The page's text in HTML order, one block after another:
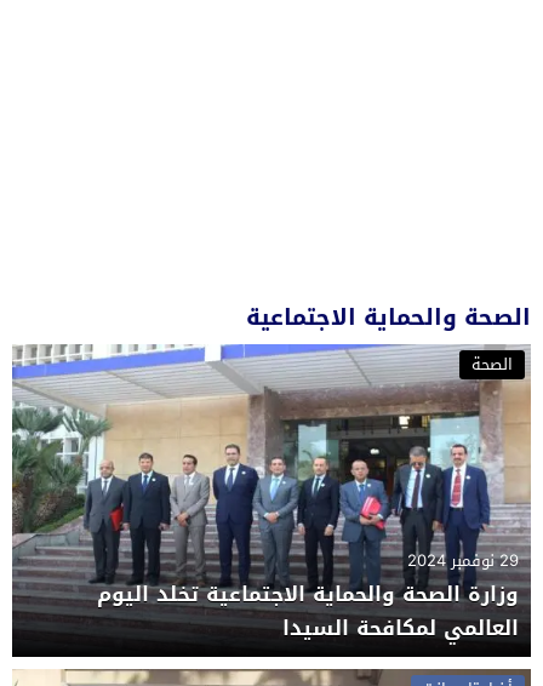
الصحة والحماية الاجتماعية
الصحة
29 نوفمبر 2024
وزارة الصحة والحماية الاجتماعية تخلد اليوم
العالمي لمكافحة السيدا